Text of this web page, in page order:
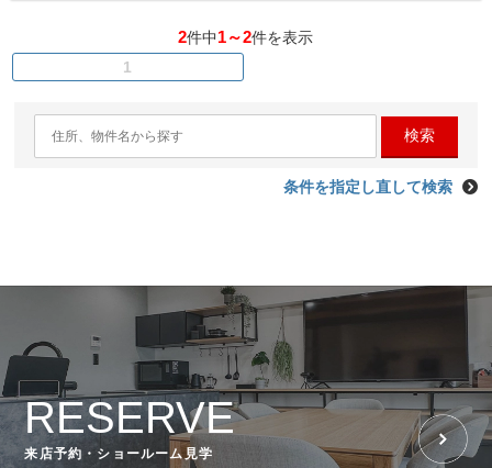
2件中1～2件を表示
1
検索
条件を指定し直して検索
RESERVE
来店予約・ショールーム見学